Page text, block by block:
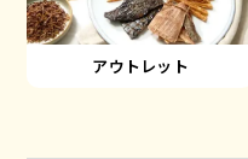
アウトレット